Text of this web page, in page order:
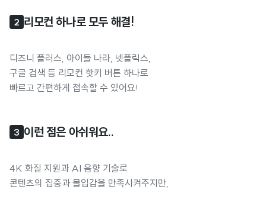
2 리모컨 하나로 모두 해결!
디즈니 플러스, 아이들 나라, 넷플릭스,
구글 검색 등 리모컨 핫키 버튼 하나로
빠르고 간편하게 접속할 수 있어요!
3 이런 점은 아쉬워요..
4K 화질 지원과 AI 음향 기술로
콘텐츠의 집중과 몰입감을 만족시켜주지만,